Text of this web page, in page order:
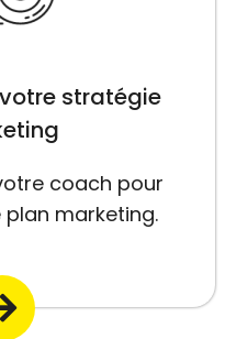
stratégie
coach pour
marketing.